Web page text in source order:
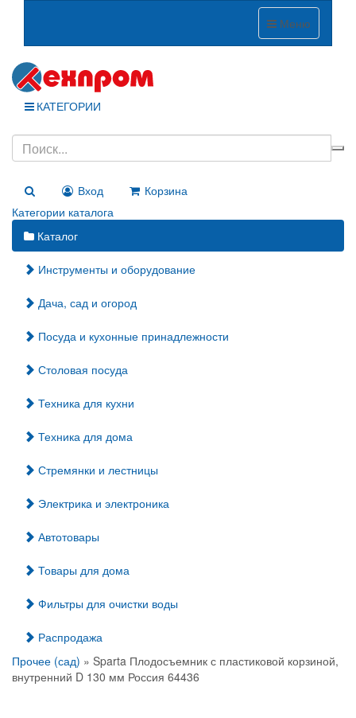
Меню
КАТЕГОРИИ
Вход
Корзина
Категории каталога
Каталог
Инструменты и оборудование
Дача, сад и огород
Посуда и кухонные принадлежности
Столовая посуда
Техника для кухни
Техника для дома
Стремянки и лестницы
Электрика и электроника
Автотовары
Товары для дома
Фильтры для очистки воды
Распродажа
Прочее (сад) » Sparta Плодосъемник с пластиковой корзиной,
внутренний D 130 мм Россия 64436